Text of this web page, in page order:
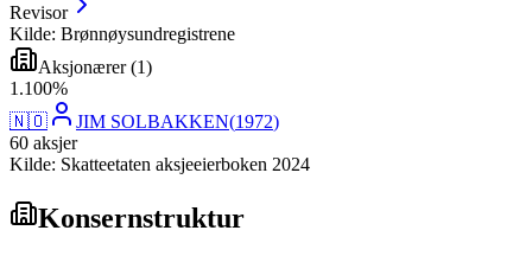
Revisor
Kilde: Brønnøysundregistrene
Aksjonærer(1)
1 .100%
🇳🇴
JIM SOLBAKKEN(1972)
60 aksjer
Kilde: Skatteetaten aksjeeierboken 2024
Konsernstruktur